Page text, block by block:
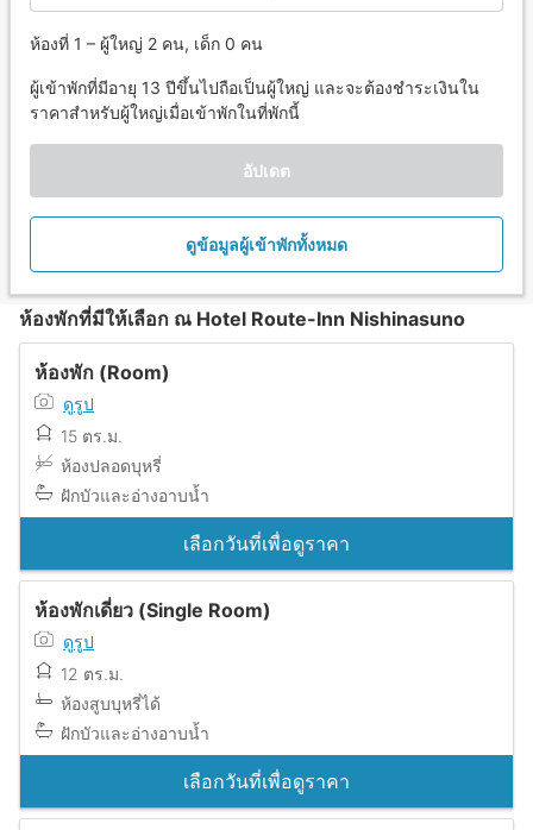
ห้องที่ 1 – ผู้ใหญ่ 2 คน, เด็ก 0 คน
ผู้เข้าพักที่มีอายุ 13 ปีขึ้นไปถือเป็นผู้ใหญ่ และจะต้องชำระเงินใน
ราคาสำหรับผู้ใหญ่เมื่อเข้าพักในที่พักนี้
อัปเดต
ดูข้อมูลผู้เข้าพักทั้งหมด
ห้องพักที่มีให้เลือก ณ Hotel Route-Inn Nishinasuno
ห้องพัก (Room)
ดูรูป
15 ตร.ม.
ห้องปลอดบุหรี่
ฝักบัวและอ่างอาบน้ำ
เลือกวันที่เพื่อดูราคา
ห้องพักเดี่ยว (Single Room)
ดูรูป
12 ตร.ม.
ห้องสูบบุหรี่ได้
ฝักบัวและอ่างอาบน้ำ
เลือกวันที่เพื่อดูราคา